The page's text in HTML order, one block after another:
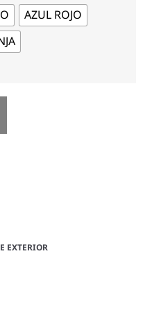
AZUL ROJO
EXTERIOR